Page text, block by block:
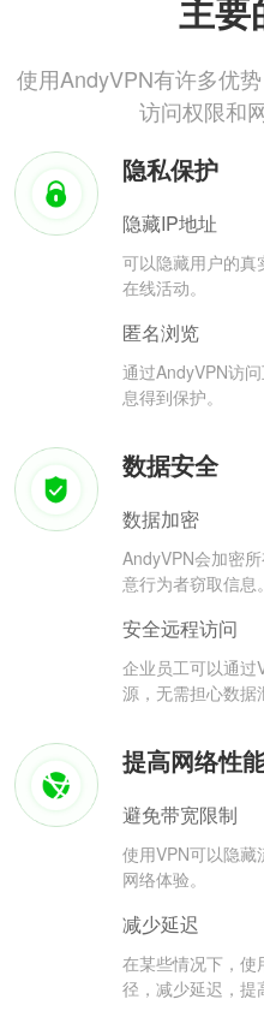
主要
使用AndyVPN有许多优
访问权限和
隐私保护
隐藏IP地址
可以隐藏用户的真
在线活动。
匿名浏览
通过AndyVPN访
息得到保护。
数据安全
数据加密
AndyVPN会加密
意行为者窃取信息。
安全远程访问
企业员工可以通过
源，无需担心数据
提高网络性
避免带宽限制
使用VPN可以隐藏
网络体验。
减少延迟
在某些情况下，使
径，减少延迟，提